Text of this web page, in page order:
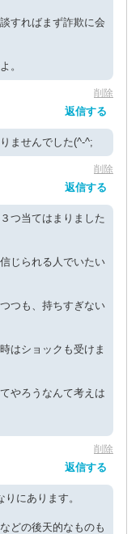
すればまず詐欺に会
。
削除
返信する
ませんでした(^-^;
削除
返信する
つ当てはまりました
じられる人でいたい
つも、持ちすぎない
はショックも受けま
やろうなんて考えは
削除
返信する
にあります。
どの後天的なものも